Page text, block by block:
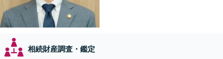
相続財産調査・鑑定